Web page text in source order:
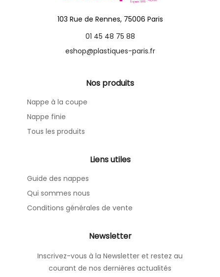
103 Rue de Rennes, 75006 Paris
01 45 48 75 88
eshop@plastiques-paris.fr
Nos produits
Nappe à la coupe
Nappe finie
Tous les produits
Liens utiles
Guide des nappes
Qui sommes nous
Conditions générales de vente
Newsletter
Inscrivez-vous à la Newsletter et restez au
courant de nos dernières actualités